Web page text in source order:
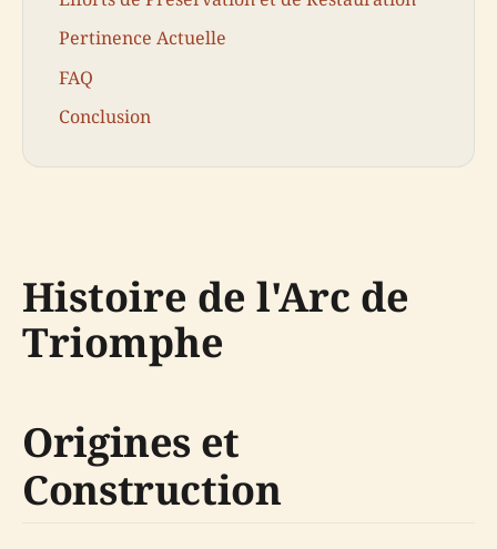
Pertinence Actuelle
FAQ
Conclusion
Histoire de l'Arc de
Triomphe
Origines et
Construction